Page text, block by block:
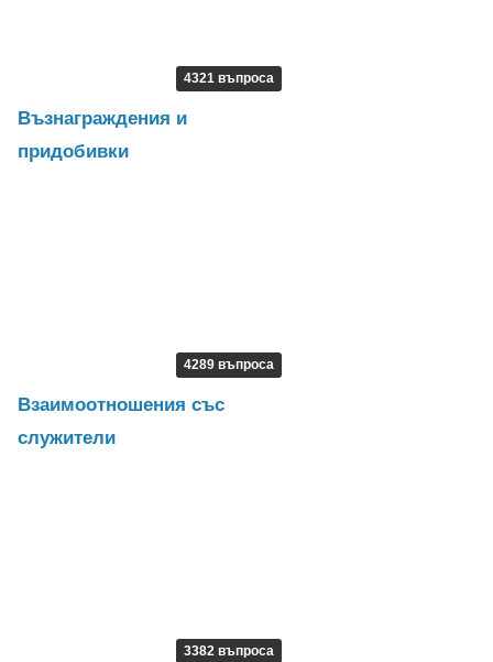
4321 въпроса
Възнаграждения и
придобивки
4289 въпроса
Взаимоотношения със
служители
3382 въпроса